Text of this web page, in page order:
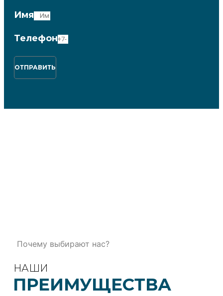
Имя
Телефон
ОТПРАВИТЬ
Почему выбирают нас?
НАШИ
ПРЕИМУЩЕСТВА